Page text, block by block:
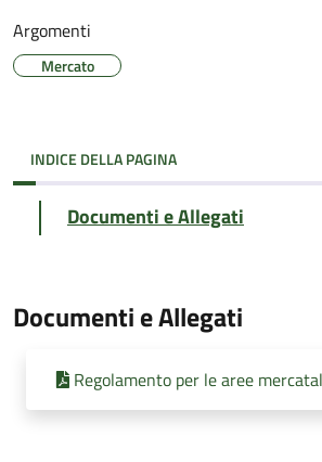
Argomenti
Mercato
INDICE DELLA PAGINA
Documenti e Allegati
Documenti e Allegati
Regolamento per le aree